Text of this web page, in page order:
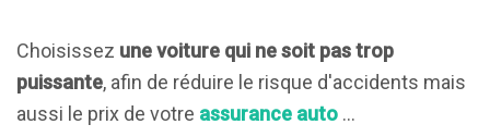
Choisissez une voiture qui ne soit pas trop
puissante, afin de réduire le risque d'accidents mais
aussi le prix de votre assurance auto ...